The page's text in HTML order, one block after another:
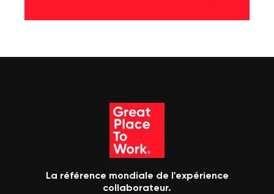
La référence mondiale de l'expérience
collaborateur.